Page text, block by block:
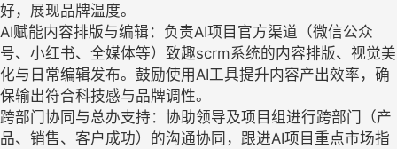
好，展现品牌温度。
AI赋能内容排版与编辑：负责AI项目官方渠道（微信公众
号、小红书、全媒体等）致趣scrm系统的内容排版、视觉美
化与日常编辑发布。鼓励使用AI工具提升内容产出效率，确
保输出符合科技感与品牌调性。
跨部门协同与总办支持：协助领导及项目组进行跨部门（产
品、销售、客户成功）的沟通协同，跟进AI项目重点市场指